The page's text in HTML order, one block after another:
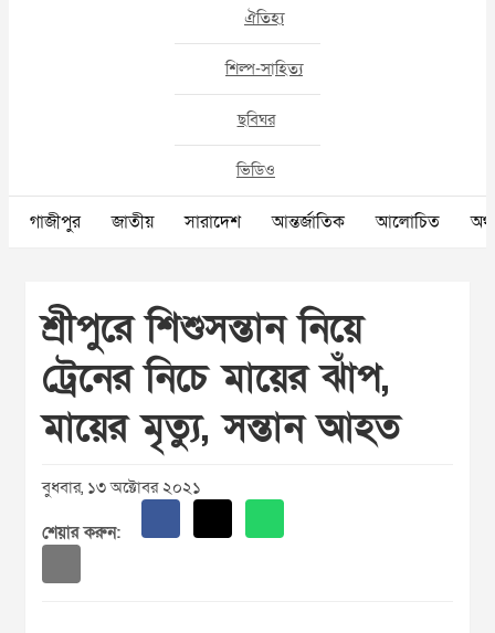
ঐতিহ্য
শিল্প-সাহিত্য
ছবিঘর
ভিডিও
গাজীপুর জাতীয় সারাদেশ আন্তর্জাতিক আলোচিত
শ্রীপুরে শিশুসন্তান নিয়ে
ট্রেনের নিচে মায়ের ঝাঁপ,
মায়ের মৃত্যু, সন্তান আহত
বুধবার, ১৩ অক্টোবর ২০২১
শেয়ার করুন: